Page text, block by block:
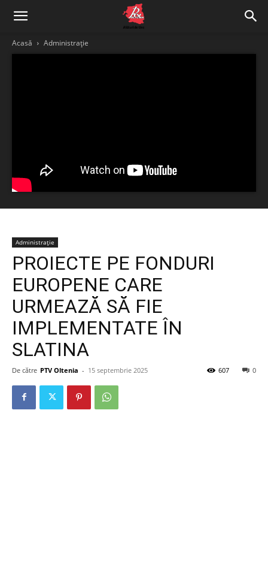
Acasă Administrație
Administrație
PROIECTE PE FONDURI
EUROPENE CARE
URMEAZĂ SĂ FIE
IMPLEMENTATE ÎN
SLATINA
De către PTV Oltenia - 15 septembrie 2025 0
607